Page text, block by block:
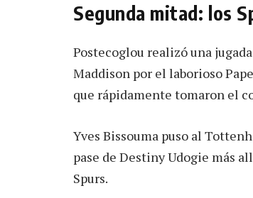
Segunda mitad: los
Postecoglou realizó una
Maddison por el laborioso
que rápidamente tomaron el
Yves Bissouma puso al
pase de Destiny Udogie más
Spurs.